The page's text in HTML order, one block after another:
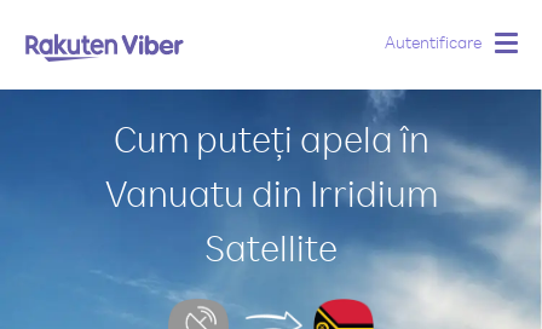
Autentificare
Cum puteți apela în
Vanuatu din Irridium
Satellite